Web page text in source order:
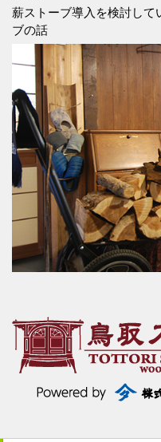
薪ストーブ導入を検討して
ブの話